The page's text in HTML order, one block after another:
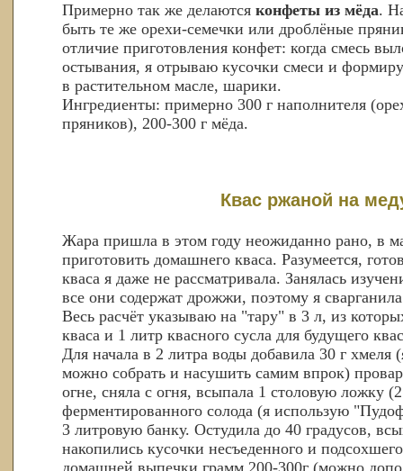
Примерно так же делаются конфеты из мёда.
быть те же орехи-семечки или дроблёные
отличие приготовления конфет: когда смесь
остывания, я отрываю кусочки смеси и
в растительном масле, шарики.
Ингредиенты: примерно 300 г наполнителя
пряников), 200-300 г мёда.
Квас ржаной на
Жара пришла в этом году неожиданно рано, в
приготовить домашнего кваса. Разумеется,
кваса я даже не рассматривала. Занялась
все они содержат дрожжи, поэтому я
Весь расчёт указываю на "тару" в 3 л, из
кваса и 1 литр квасного сусла для будущего
Для начала в 2 литра воды добавила 30 г хмеля
можно собрать и насушить самим впрок)
огне, сняла с огня, всыпала 1 столовую ложку
ферментированного солода (я использую
3 литровую банку. Остудила до 40 градусов,
накопились кусочки несъеденного и
домашней выпечки грамм 200-300г (можно